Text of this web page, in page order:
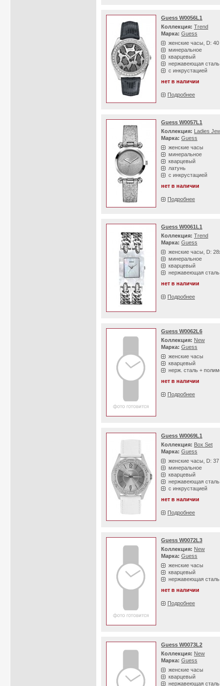
Guess W0056L1
Коллекция: Trend
Марка: Guess
женские часы, D:
минеральное
кварцевый
нержавеющая сталь
с инкрустацией
нет в наличии
Подробнее
Guess W0057L1
Коллекция: Ladies
Марка: Guess
женские часы
минеральное
кварцевый
латунь
с инкрустацией
нет в наличии
Подробнее
Guess W0061L1
Коллекция: Trend
Марка: Guess
женские часы, D:
минеральное
кварцевый
нержавеющая сталь
нет в наличии
Подробнее
Guess W0062L6
Коллекция: New
Марка: Guess
женские часы
кварцевый
нерж. сталь +
нет в наличии
Подробнее
Guess W0069L1
Коллекция: Box Set
Марка: Guess
женские часы, D:
минеральное
кварцевый
нержавеющая сталь
с инкрустацией
нет в наличии
Подробнее
Guess W0072L3
Коллекция: New
Марка: Guess
женские часы
кварцевый
нержавеющая сталь
нет в наличии
Подробнее
Guess W0073L2
Коллекция: New
Марка: Guess
женские часы
кварцевый
нержавеющая сталь